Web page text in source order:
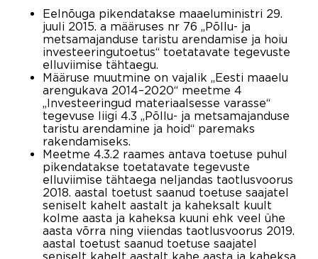
Eelnõuga pikendatakse maaeluministri 29.
juuli 2015. a määruses nr 76 „Põllu- ja
metsamajanduse taristu arendamise ja hoiu
investeeringutoetus“ toetatavate tegevuste
elluviimise tähtaegu.
Määruse muutmine on vajalik „Eesti maaelu
arengukava 2014–2020“ meetme 4
„Investeeringud materiaalsesse varasse“
tegevuse liigi 4.3 „Põllu- ja metsamajanduse
taristu arendamine ja hoid“ paremaks
rakendamiseks.
Meetme 4.3.2 raames antava toetuse puhul
pikendatakse toetatavate tegevuste
elluviimise tähtaega neljandas taotlusvoorus
2018. aastal toetust saanud toetuse saajatel
seniselt kahelt aastalt ja kaheksalt kuult
kolme aasta ja kaheksa kuuni ehk veel ühe
aasta võrra ning viiendas taotlusvoorus 2019.
aastal toetust saanud toetuse saajatel
seniselt kahelt aastalt kahe aasta ja kaheksa